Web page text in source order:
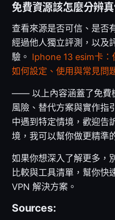
免費資源該怎麼分辨真
查看來源是否可信、是否
經過他人獨立評測，以及
驗。 Iphone 13 esim卡：
如何設定、使用與常見問
—— 以上內容涵蓋了免費
風險、替代方案與實作指
中遇到特定情境，歡迎告
境，我可以幫你做更精準
如果你想深入了解更多，
比較與工具清單，幫你快
VPN 解決方案。
Sources: